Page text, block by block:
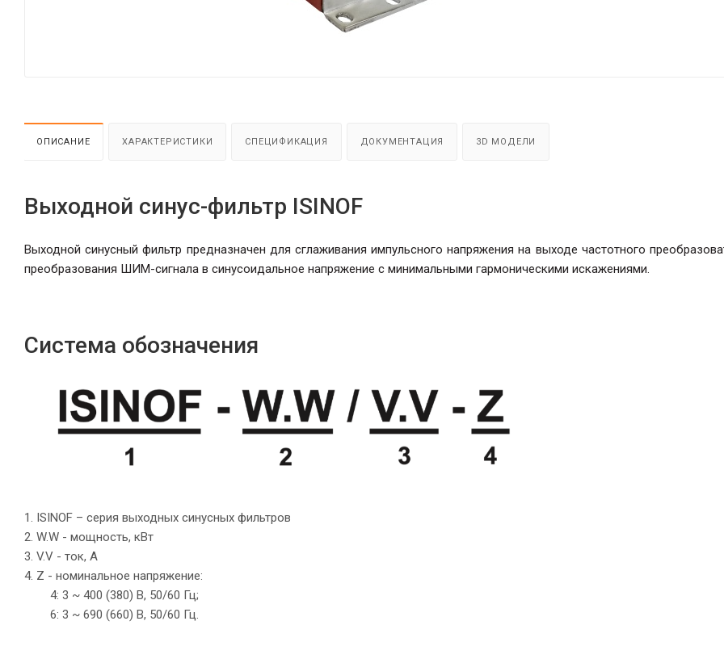
ОПИСАНИЕ ХАРАКТЕРИСТИКИ СПЕЦИФИКАЦИЯ ДОКУМЕНТАЦИЯ 3D МОДЕЛИ
Выходной синус-фильтр ISINOF
Выходной синусный фильтр предназначен для сглаживания импульсного напряжения на выходе частотного
преобразования ШИМ-сигнала в синусоидальное напряжение с минимальными гармоническими искажениями.
Система обозначения
1. ISINOF – серия выходных синусных фильтров
2. W.W - мощность, кВт
3. V.V - ток, А
4. Z - номинальное напряжение:
4: 3 ~ 400 (380) В, 50/60 Гц;
6: 3 ~ 690 (660) В, 50/60 Гц.